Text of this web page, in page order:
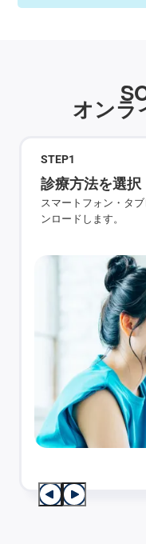
オンラ
STEP1
診療方法を選択
スマートフォン・タ
ンロードします。